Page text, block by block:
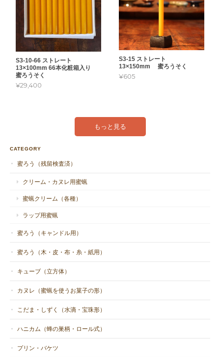
S3-10-66 ストレート
13×100mm 66本化粧箱入り
蜜ろうそく
¥29,400
S3-15 ストレート
13×150mm 蜜ろうそく
¥605
もっと見る
CATEGORY
蜜ろう（残留検査済）
クリーム・カヌレ用蜜蝋
蜜蝋クリーム（各種）
ラップ用蜜蝋
蜜ろう（キャンドル用）
蜜ろう（木・皮・布・糸・紙用）
キューブ（立方体）
カヌレ（蜜蝋を使うお菓子の形）
こだま・しずく（水滴・宝珠形）
ハニカム（蜂の巣柄・ロール式）
プリン・バケツ